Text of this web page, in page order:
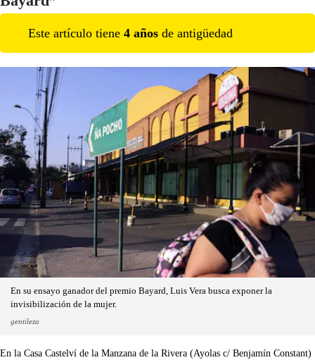
Este artículo tiene 4 años de antigüedad
En su ensayo ganador del premio Bayard, Luis Vera busca exponer la
invisibilización de la mujer.
gentileza
En la Casa Castelví de la Manzana de la Rivera (Ayolas c/ Benjamín Constant)